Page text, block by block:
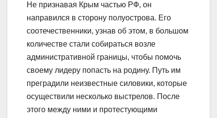
Не признавая Крым частью РФ, он
направился в сторону полуострова. Его
соотечественники, узнав об этом, в большом
количестве стали собираться возле
административной границы, чтобы помочь
своему лидеру попасть на родину. Путь им
преградили неизвестные силовики, которые
осуществили несколько выстрелов. После
этого между ними и протестующими